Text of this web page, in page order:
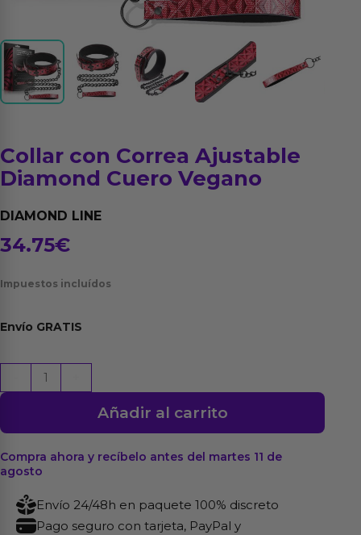
Collar con Correa Ajustable
Diamond Cuero Vegano
DIAMOND LINE
34.75€
Impuestos incluídos
Envío GRATIS
con
Ajustable
Diamond
Cuero
Vegano
cantidad
Añadir al carrito
Compra ahora y recíbelo antes del martes 11 de
agosto
Envío 24/48h en paquete 100% discreto
Pago seguro con tarjeta, PayPal y